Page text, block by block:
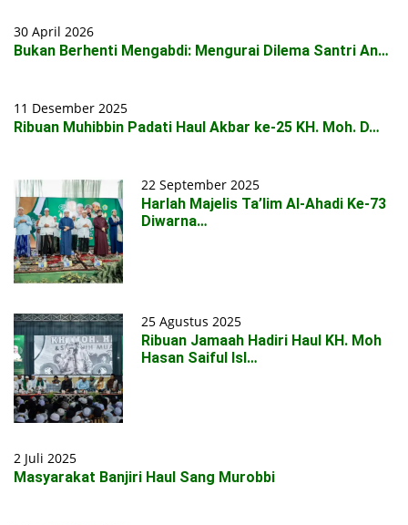
30 April 2026
Bukan Berhenti Mengabdi: Mengurai Dilema Santri An…
11 Desember 2025
Ribuan Muhibbin Padati Haul Akbar ke-25 KH. Moh. D…
22 September 2025
Harlah Majelis Ta’lim Al-Ahadi Ke-73
Diwarna…
25 Agustus 2025
Ribuan Jamaah Hadiri Haul KH. Moh
Hasan Saiful Isl…
2 Juli 2025
Masyarakat Banjiri Haul Sang Murobbi